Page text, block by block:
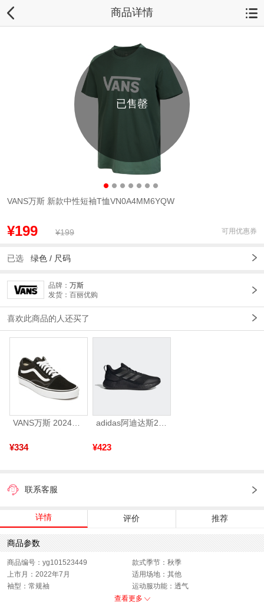
商品详情
已售罄
VANS万斯 新款中性短袖T恤VN0A4MM6YQW
¥199 ¥199 可用优惠券
已选 绿色 / 尺码
品牌： 万斯
发货：百丽优购
喜欢此商品的人还买了
VANS万斯 2024年新款中性OldSkool帆布鞋/硫化鞋VN000D3HY28（延续款）
¥334 ¥423
联系客服
详情 评价 推荐
商品参数
商品编号：yg101523449
款式季节：秋季
上市月：2022年7月
适用场地：其他
袖型：常规袖
运动服功能：透气
运动款式：短袖T恤
查看更多